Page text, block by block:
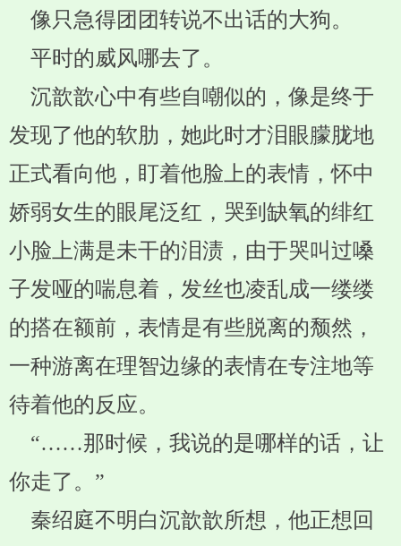
像只急得团团转说不出话的大狗。
平时的威风哪去了。
沉歆歆心中有些自嘲似的，像是终于
发现了他的软肋，她此时才泪眼朦胧地
正式看向他，盯着他脸上的表情，怀中
娇弱女生的眼尾泛红，哭到缺氧的绯红
小脸上满是未干的泪渍，由于哭叫过嗓
子发哑的喘息着，发丝也凌乱成一缕缕
的搭在额前，表情是有些脱离的颓然，
一种游离在理智边缘的表情在专注地等
待着他的反应。
“……那时候，我说的是哪样的话，让
你走了。”
秦绍庭不明白沉歆歆所想，他正想回